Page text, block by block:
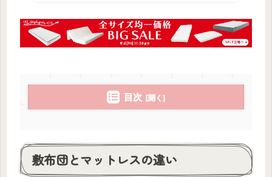
目次
敷布団とマットレスの違い